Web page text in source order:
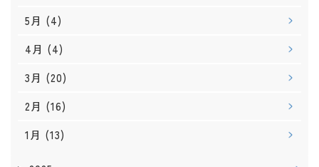
5月 (4)
4月 (4)
3月 (20)
2月 (16)
1月 (13)